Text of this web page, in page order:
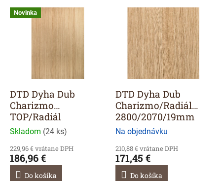
V
ý
d
u
k
v
Novinka
DTD Dyha Dub
Charizmo
TOP/Radiál
2800/2070/19mm
Skladom (24 ks)
229,96 € vrátane DPH
186,96 €
Do košíka
DTD Dyha Dub
Charizmo/Radiál
2800/2070/19mm
Na objednávku
210,88 € vrátane DPH
171,45 €
Do košíka